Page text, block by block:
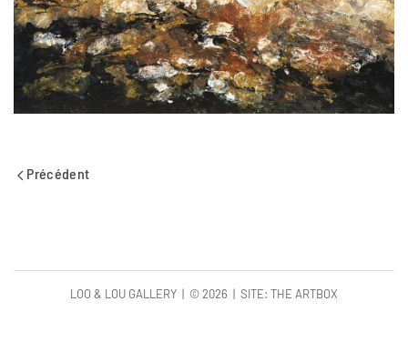
Précédent
LOO & LOU GALLERY | ©2026 | SITE: THE ARTBOX